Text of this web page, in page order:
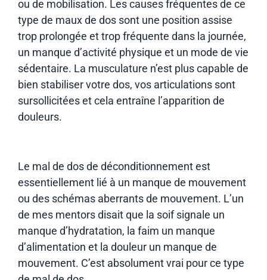
ou de mobilisation. Les causes fréquentes de ce
type de maux de dos sont une position assise
trop prolongée et trop fréquente dans la journée,
un manque d’activité physique et un mode de vie
sédentaire. La musculature n’est plus capable de
bien stabiliser votre dos, vos articulations sont
sursollicitées et cela entraîne l’apparition de
douleurs.
Le mal de dos de déconditionnement est
essentiellement lié à un manque de mouvement
ou des schémas aberrants de mouvement. L’un
de mes mentors disait que la soif signale un
manque d’hydratation, la faim un manque
d’alimentation et la douleur un manque de
mouvement. C’est absolument vrai pour ce type